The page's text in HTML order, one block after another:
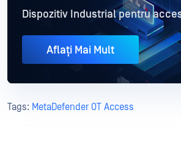
Dispozitiv Industrial pentru
Aflați Mai Mult
Tags: MetaDefender OT Access